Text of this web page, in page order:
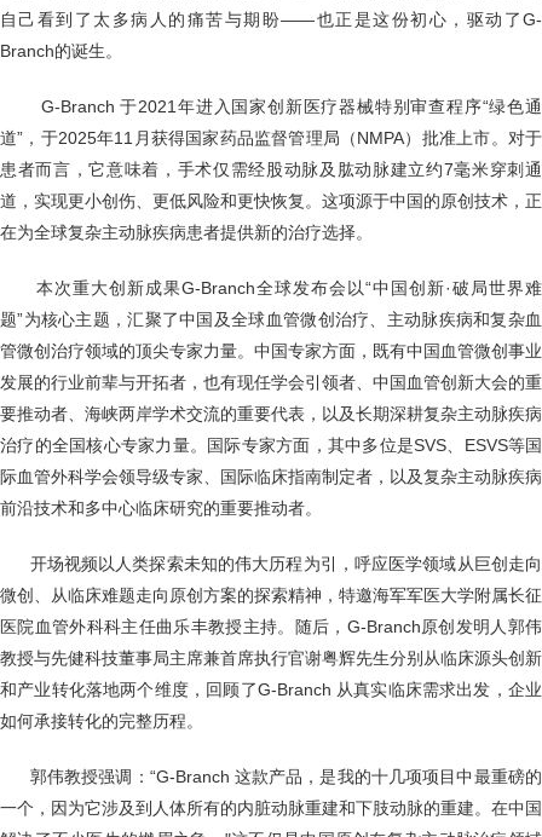
自己看到了太多病人的痛苦与期盼——也正是这份初心，驱动了G-
Branch的诞生。
G-Branch 于2021年进入国家创新医疗器械特别审查程序“绿色通
道”，于2025年11月获得国家药品监督管理局（NMPA）批准上市。对于
患者而言，它意味着，手术仅需经股动脉及肱动脉建立约7毫米穿刺通
道，实现更小创伤、更低风险和更快恢复。这项源于中国的原创技术，正
在为全球复杂主动脉疾病患者提供新的治疗选择。
本次重大创新成果G-Branch全球发布会以“中国创新·破局世界难
题”为核心主题，汇聚了中国及全球血管微创治疗、主动脉疾病和复杂血
管微创治疗领域的顶尖专家力量。中国专家方面，既有中国血管微创事业
发展的行业前辈与开拓者，也有现任学会引领者、中国血管创新大会的重
要推动者、海峡两岸学术交流的重要代表，以及长期深耕复杂主动脉疾病
治疗的全国核心专家力量。国际专家方面，其中多位是SVS、ESVS等国
际血管外科学会领导级专家、国际临床指南制定者，以及复杂主动脉疾病
前沿技术和多中心临床研究的重要推动者。
开场视频以人类探索未知的伟大历程为引，呼应医学领域从巨创走向
微创、从临床难题走向原创方案的探索精神，特邀海军军医大学附属长征
医院血管外科科主任曲乐丰教授主持。随后，G-Branch原创发明人郭伟
教授与先健科技董事局主席兼首席执行官谢粤辉先生分别从临床源头创新
和产业转化落地两个维度，回顾了G-Branch 从真实临床需求出发，企业
如何承接转化的完整历程。
郭伟教授强调：“G-Branch 这款产品，是我的十几项项目中最重磅的
一个，因为它涉及到人体所有的内脏动脉重建和下肢动脉的重建。在中国